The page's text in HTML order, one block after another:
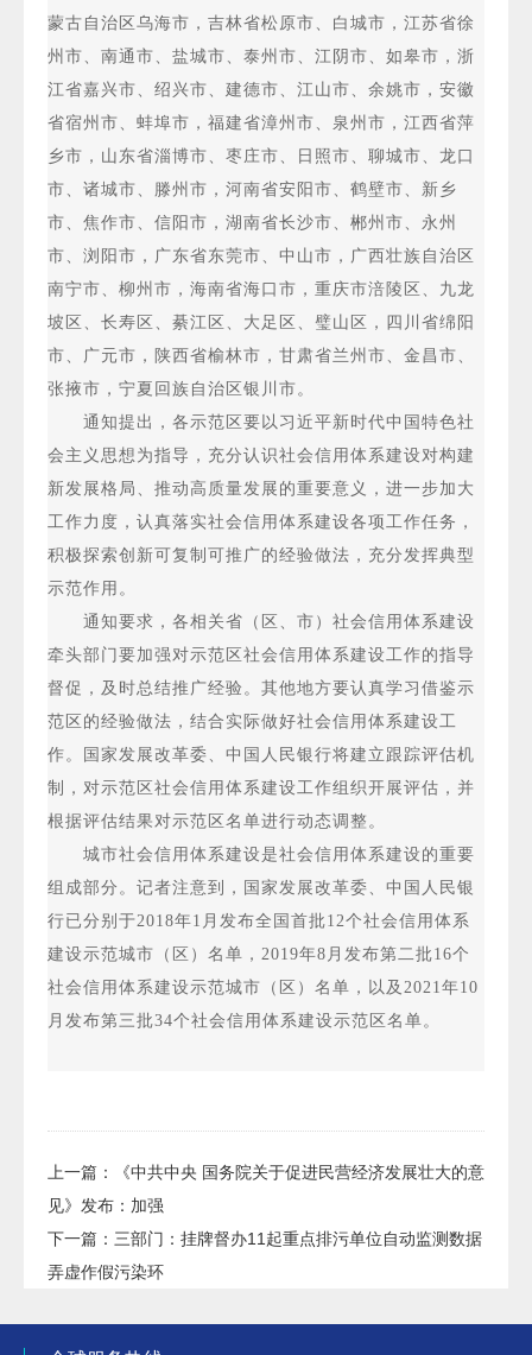
蒙古自治区乌海市，吉林省松原市、白城市，江苏省徐
州市、南通市、盐城市、泰州市、江阴市、如皋市，浙
江省嘉兴市、绍兴市、建德市、江山市、余姚市，安徽
省宿州市、蚌埠市，福建省漳州市、泉州市，江西省萍
乡市，山东省淄博市、枣庄市、日照市、聊城市、龙口
市、诸城市、滕州市，河南省安阳市、鹤壁市、新乡
市、焦作市、信阳市，湖南省长沙市、郴州市、永州
市、浏阳市，广东省东莞市、中山市，广西壮族自治区
南宁市、柳州市，海南省海口市，重庆市涪陵区、九龙
坡区、长寿区、綦江区、大足区、璧山区，四川省绵阳
市、广元市，陕西省榆林市，甘肃省兰州市、金昌市、
张掖市，宁夏回族自治区银川市。
通知提出，各示范区要以习近平新时代中国特色社
会主义思想为指导，充分认识社会信用体系建设对构建
新发展格局、推动高质量发展的重要意义，进一步加大
工作力度，认真落实社会信用体系建设各项工作任务，
积极探索创新可复制可推广的经验做法，充分发挥典型
示范作用。
通知要求，各相关省（区、市）社会信用体系建设
牵头部门要加强对示范区社会信用体系建设工作的指导
督促，及时总结推广经验。其他地方要认真学习借鉴示
范区的经验做法，结合实际做好社会信用体系建设工
作。国家发展改革委、中国人民银行将建立跟踪评估机
制，对示范区社会信用体系建设工作组织开展评估，并
根据评估结果对示范区名单进行动态调整。
城市社会信用体系建设是社会信用体系建设的重要
组成部分。记者注意到，国家发展改革委、中国人民银
行已分别于2018年1月发布全国首批12个社会信用体系
建设示范城市（区）名单，2019年8月发布第二批16个
社会信用体系建设示范城市（区）名单，以及2021年10
月发布第三批34个社会信用体系建设示范区名单。
上一篇：
《中共中央 国务院关于促进民营经济发展壮大的意
见》发布：加强
下一篇： 三部门：挂牌督办11起重点排污单位自动监测数据
弄虚作假污染环